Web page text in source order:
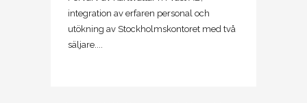
integration av erfaren personal och
utökning av Stockholmskontoret med två
säljare....